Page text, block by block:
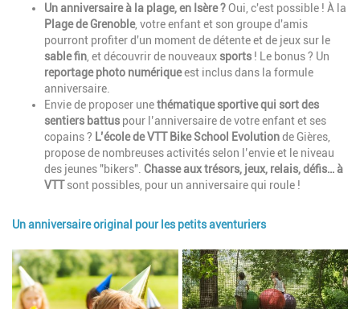
Un anniversaire à la plage, en Isère ?Oui, c'est possible ! À la
Plage de Grenoble, votre enfant et son groupe d'amis
pourront profiter d'un moment de détente et de jeux sur le
sable fin , et découvrir de nouveauxsports ! Le bonus ? Un
reportage photo numériqueest inclus dans la formule
anniversaire.
Envie de proposer unethématique sportive qui sort des
sentiers battus pour l’anniversaire de votre enfant et ses
copains ? L’école de VTT Bike School Evolutionde Gières,
propose de nombreuses activités selon l’envie et le niveau
des jeunes "bikers". Chasse aux trésors, jeux, relais, défis… à
VTTsont possibles, pour un anniversaire qui roule !
Un anniversaire original pour les petits aventuriers
Image